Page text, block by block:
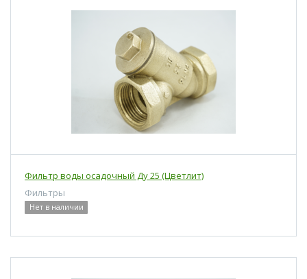
Фильтр воды осадочный Ду 25 (Цветлит)
Фильтры
Нет в наличии